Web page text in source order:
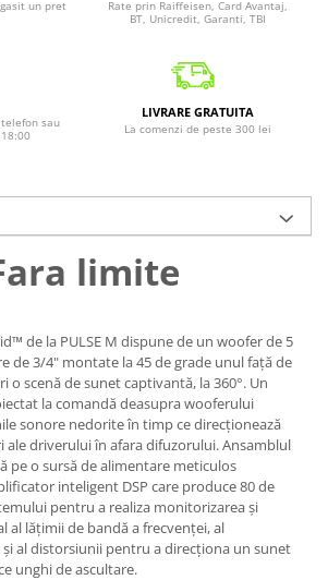
un pret
Rate prin Raiffeisen, Card Avantaj,
BT, Unicredit, Garanti, TBI
sau
LIVRARE GRATUITA
La comenzi de peste 300 lei
limite
de la PULSE M dispune de un woofer de 5
de 3/4" montate la 45 de grade unul față de
o scenă de sunet captivantă, la 360°. Un
la comandă deasupra wooferului
sonore nedorite în timp ce direcționează
ale driverului în afara difuzorului. Ansamblul
pe o sursă de alimentare meticulos
inteligent DSP care produce 80 de
pentru a realiza monitorizarea și
al lățimii de bandă a frecvenței, al
al distorsiunii pentru a direcționa un sunet
unghi de ascultare.